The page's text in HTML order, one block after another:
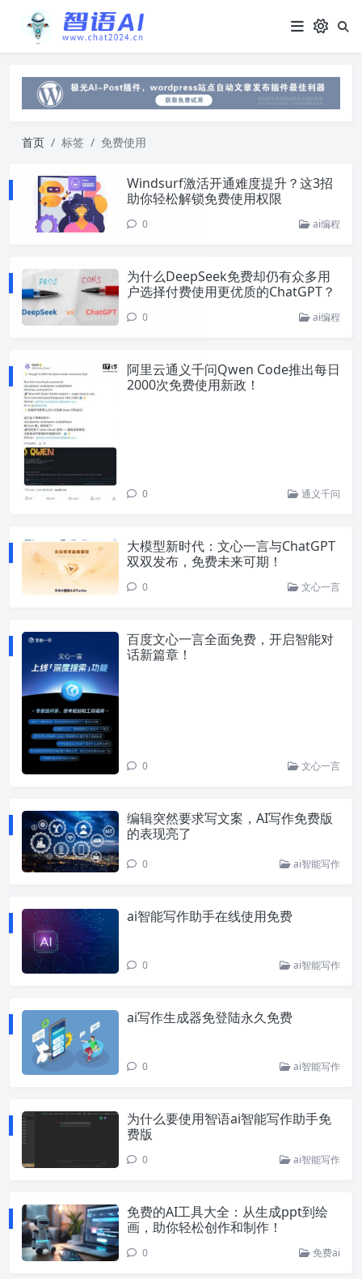
首页 标签 免费使用
Windsurf激活开通难度提升？这3招
助你轻松解锁免费使用权限
0 ai编程
为什么DeepSeek免费却仍有众多用
户选择付费使用更优质的ChatGPT？
0 ai编程
阿里云通义千问Qwen Code推出每日
2000次免费使用新政！
0 通义千问
大模型新时代：文心一言与ChatGPT
双双发布，免费未来可期！
0 文心一言
百度文心一言全面免费，开启智能对
话新篇章！
0 文心一言
编辑突然要求写文案，AI写作免费版
的表现亮了
0 ai智能写作
ai智能写作助手在线使用免费
0 ai智能写作
ai写作生成器免登陆永久免费
0 ai智能写作
为什么要使用智语ai智能写作助手免
费版
0 ai智能写作
免费的AI工具大全：从生成ppt到绘
画，助你轻松创作和制作！
0 免费ai